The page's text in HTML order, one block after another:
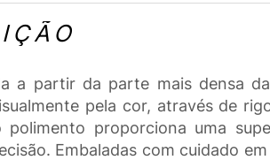
a partir da parte mais densa
pela cor, através de
proporciona uma
Embaladas com cuidado